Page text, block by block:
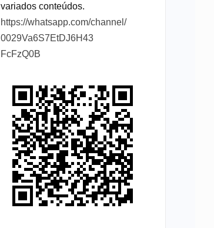
variados conteúdos.
https://whatsapp.com/channel/
0029Va6S7EtDJ6H43
FcFzQ0B